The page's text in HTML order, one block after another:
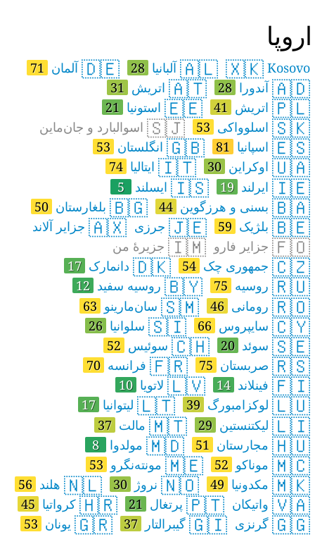
اروپا
🇽🇰 Kosovo
🇦🇱آلبانیا 28
🇩🇪آلمان 71
🇦🇩آندورا 28
🇦🇹اتريش 31
🇵🇱اتریش 41
🇪🇪استونیا 21
🇸🇰اسلوواکی 53
🇸🇯اسوالبارد و جان‌ماین
🇪🇸اسپانیا 81
🇬🇧انگلستان 53
🇺🇦اوکراین 30
🇮🇹ایتالیا 74
🇮🇪ایرلند 19
🇮🇸ایسلند 5
🇧🇦بسنی و هرزگوین 44
🇧🇬بلغارستان 50
🇧🇪بلژیک 59
🇯🇪جرزی 🇦🇽جزایر آلاند
🇫🇴جزایر فارو 🇮🇲جزیرهٔ من
🇨🇿جمهوری چک 54
🇩🇰دانمارک 17
🇷🇺روسیه 75
🇧🇾روسیه‌ سفید 12
🇷🇴رومانی 46
🇸🇲سان‌مارینو 63
🇨🇾سایپروس 66
🇸🇮سلوانیا 26
🇸🇪سوئد 20
🇨🇭سوئیس 52
🇷🇸صربستان 75
🇫🇷فرانسه 70
🇫🇮فینلاند 14
🇱🇻لاتویا 10
🇱🇺لوکزامبورگ 39
🇱🇹لیتوانیا 17
🇱🇮لیکتنستین 29
🇲🇹مالت 37
🇭🇺مجارستان 51
🇲🇩مولدوا 8
🇲🇨موناکو 52
🇲🇪مونته‌نگرو 53
🇲🇰مکدونیا 49
🇳🇴نروژ 30
🇳🇱هلند 56
🇻🇦واتیکان 🇵🇹پرتغال 21
🇭🇷کرواتیا 45
🇬🇬گرنزی 🇬🇮گیبرالتار 37
🇬🇷یونان 53